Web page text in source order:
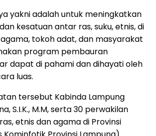
yakni adalah untuk meningkatkan
kesatuan antar ras, suku, etnis, di
tokoh adat, dan masyarakat
program pembauran
dapat di pahami dan dihayati oleh
luas.
tersebut Kabinda Lampung
S.I.K., M.M, serta 30 perwakilan
etnis dan agama di Provinsi